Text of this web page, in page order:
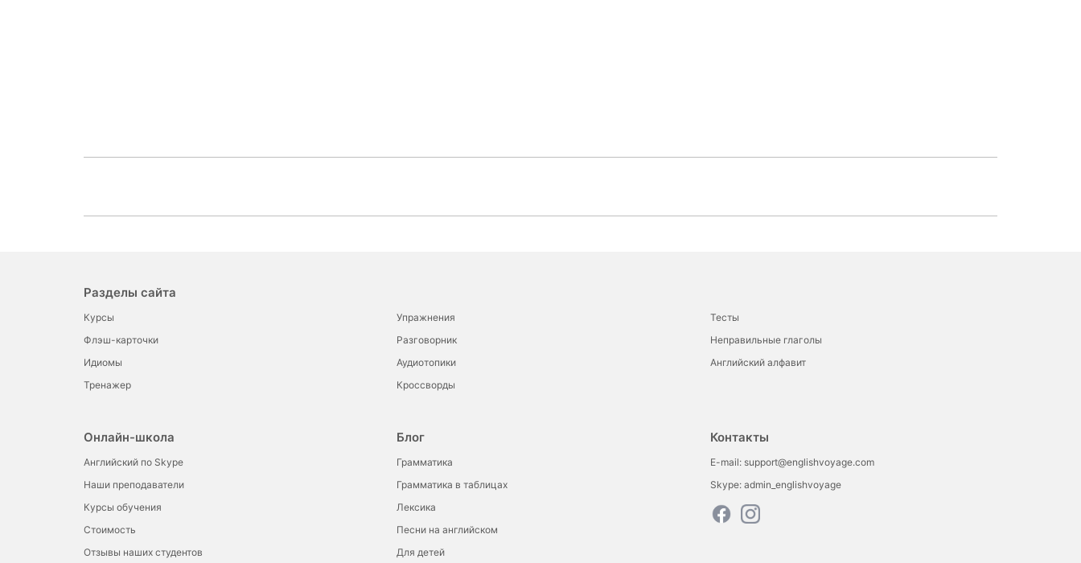
Разделы сайта
Курсы
Флэш-карточки
Идиомы
Тренажер
Упражнения
Разговорник
Аудиотопики
Кроссворды
Тесты
Неправильные глаголы
Английский алфавит
Онлайн-школа
Английский по Skype
Наши преподаватели
Курсы обучения
Стоимость
Отзывы наших студентов
Блог
Грамматика
Грамматика в таблицах
Лексика
Песни на английском
Для детей
Контакты
E-mail: support@englishvoyage.com
Skype: admin_englishvoyage